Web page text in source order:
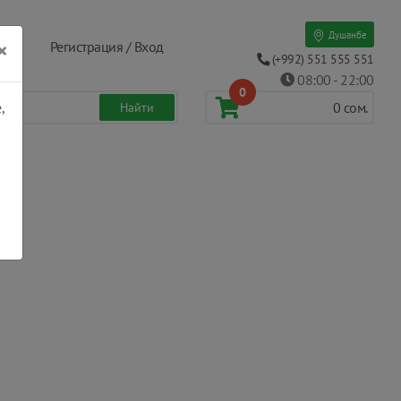
Регистрация / Вход
Душанбе
(+992) 551 555 551
08:00 - 22:00
0
0 сом.